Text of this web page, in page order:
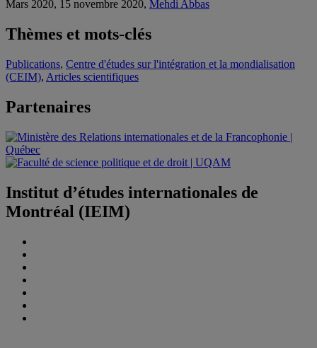
Mars 2020, 15 novembre 2020, Mehdi Abbas
Thèmes et mots-clés
Publications, Centre d'études sur l'intégration et la mondialisation
(CEIM), Articles scientifiques
Partenaires
Institut d’études internationales de
Montréal (IEIM)